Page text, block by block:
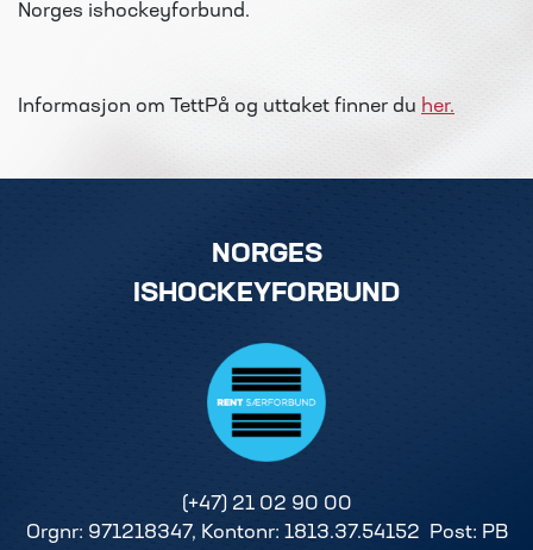
Norges ishockeyforbund.
Informasjon om TettPå og uttaket finner du her.
NORGES
ISHOCKEYFORBUND
(+47) 21 02 90 00
Orgnr: 971218347, Kontonr: 1813.37.54152 Post: PB